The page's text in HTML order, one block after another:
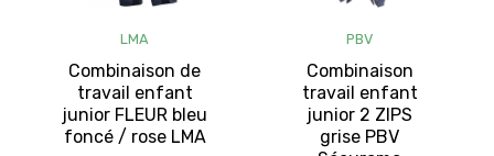
LMA
Combinaison de
travail enfant
junior FLEUR bleu
foncé / rose LMA
PBV
Combinaison
travail enfant
junior 2 ZIPS
grise PBV